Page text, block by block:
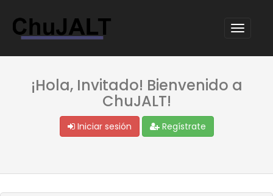
¡Hola, Invitado! Bienvenido a
ChuJALT!
Iniciar sesión Regístrate